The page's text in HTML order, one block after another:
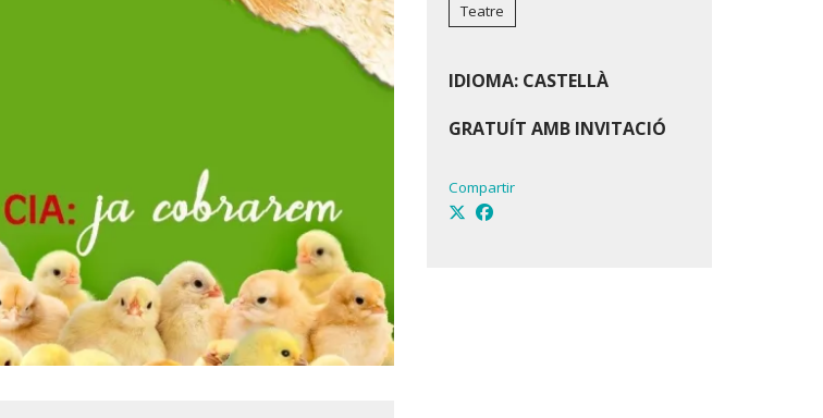
Teatre
IDIOMA: CASTELLÀ
GRATUÍT AMB INVITACIÓ
Compartir